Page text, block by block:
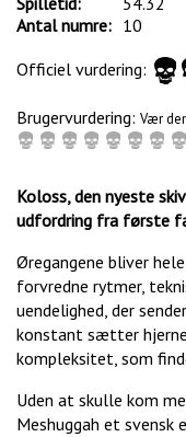
Antal numre: 10
Officiel vurdering:
Brugervurdering: Vær
Koloss, den nyeste
udfordring fra første
Øregangene bliver
forvredne rytmer,
uendelighed, der
konstant sætter
kompleksitet, som
Uden at skulle kom
Meshuggah et